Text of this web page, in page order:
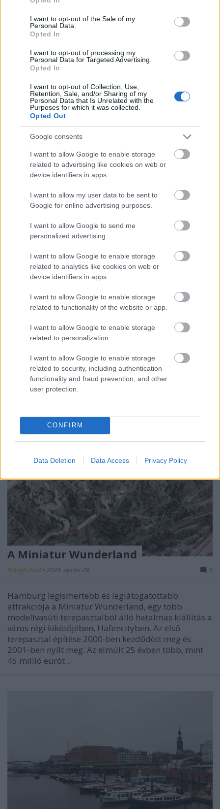
use your data for below specified purposes in below Google
consent section.
I want to opt-out of the Sale of my
Personal Data.
Opted In
I want to opt-out of processing my
Personal Data for Targeted Advertising.
Opted In
I want to opt-out of Collection, Use,
Retention, Sale, and/or Sharing of my
Personal Data that Is Unrelated with the
Purposes for which it was collected.
Opted Out
Google consents
I want to allow Google to enable storage
related to advertising like cookies on web or
device identifiers in apps.
I want to allow my user data to be sent to
Google for online advertising purposes.
I want to allow Google to send me
personalized advertising.
I want to allow Google to enable storage
related to analytics like cookies on web or
device identifiers in apps.
I want to allow Google to enable storage
related to functionality of the website or app.
I want to allow Google to enable storage
related to personalization.
I want to allow Google to enable storage
related to security, including authentication
functionality and fraud prevention, and other
user protection.
CONFIRM
Data Deletion Data Access Privacy Policy
A Prototyp Automuseum egy privát autómúzeum
Hamburgban. A középpontban a háború utáni
németországi Porsche korai konstrukcióinak, sport-
és versenyautóinak, valamint tervezőinek és
vezetőinek bemutatása áll. Autócsodák a
múzeumban Thomas König és Oliver Schmidt az
autómúzeum alapításakor…
A hamburgi Nemzetközi
Tengerészeti Múzeum
A hamburgi Nemzetközi Tengerészeti Múzeum
(Internationales Maritimes Museum Hamburg,
rövidítve IMMH) a világ legnagyobb tengerészeti
kikötői negyedében található. A magánmúzeumnak
helyet adó épület egykoron a legrégebbi
raktárépület volt, ám miután a…
A Miniatur Wunderland
Balogh Zsolt • 2024. április 29. 3
Hamburg legismertebb és leglátogatottabb
attrakciója a Miniatur Wunderland, egy több
modellvasúti terepasztalból álló hatalmas kiállítás a
város régi kikötőjében, Hafencityben. Az első
terepasztal építése 2000-ben kezdődött meg és
2001-ben nyílt meg. Az elmúlt 25 évben több, mint
45 millió eurót…